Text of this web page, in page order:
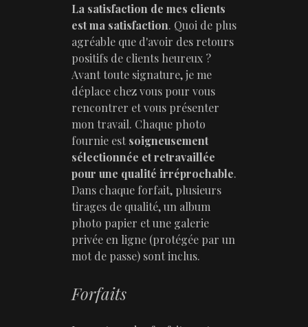
La satisfaction de mes clients
est ma satisfaction. Quoi de plus
agréable que d'avoir des retours
positifs de clients heureux ?
Avant toute signature, je me
déplace chez vous pour vous
rencontrer et vous présenter
mon travail. Chaque photo
fournie est soigneusement
sélectionnée et retravaillée
pour une qualité irréprochable.
Dans chaque forfait, plusieurs
tirages de qualité, un album
photo papier et une galerie
privée en ligne (protégée par un
mot de passe) sont inclus.
Forfaits